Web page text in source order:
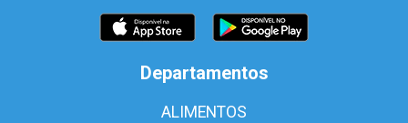
Departamentos
ALIMENTOS